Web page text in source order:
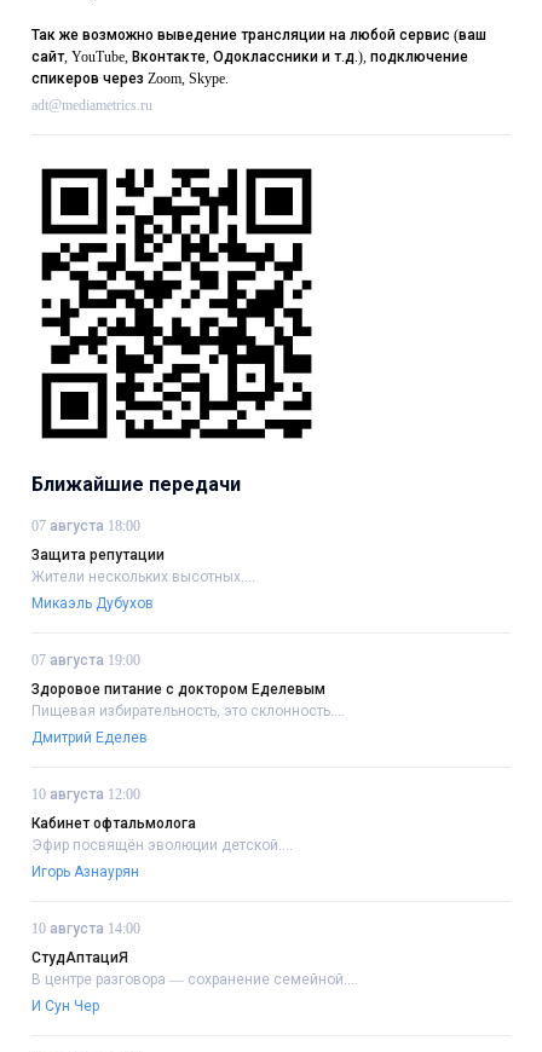
Так же возможно выведение трансляции на любой сервис (ваш
сайт, YouTube, Вконтакте, Одоклассники и т.д.), подключение
спикеров через Zoom, Skype.
adt@mediametrics.ru
Ближайшие передачи
07 августа 18:00
Защита репутации
Жители нескольких высотных....
Микаэль Дубухов
07 августа 19:00
Здоровое питание с доктором Еделевым
Пищевая избирательность, это склонность....
Дмитрий Еделев
10 августа 12:00
Кабинет офтальмолога
Эфир посвящён эволюции детской....
Игорь Азнаурян
10 августа 14:00
СтудАптациЯ
В центре разговора — сохранение семейной....
И Сун Чер